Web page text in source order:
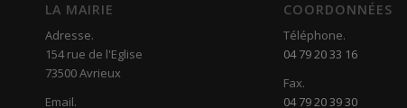
LA MAIRIE
Adresse.
154 rue de l'Eglise
73500 Avrieux
Email.
COORDONNÉES
Téléphone.
04 79 20 33 16
Fax.
04 79 20 39 30